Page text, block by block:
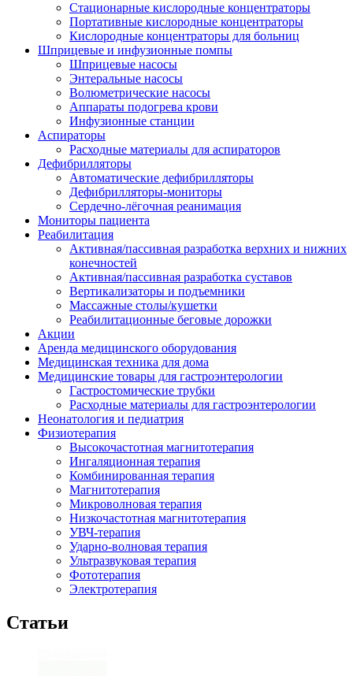
Стационарные кислородные концентраторы
Портативные кислородные концентраторы
Кислородные концентраторы для больниц
Шприцевые и инфузионные помпы
Шприцевые насосы
Энтеральные насосы
Волюметрические насосы
Аппараты подогрева крови
Инфузионные станции
Аспираторы
Расходные материалы для аспираторов
Дефибрилляторы
Автоматические дефибрилляторы
Дефибрилляторы-мониторы
Сердечно-лёгочная реанимация
Мониторы пациента
Реабилитация
Активная/пассивная разработка верхних и нижних
конечностей
Активная/пассивная разработка суставов
Вертикализаторы и подъемники
Массажные столы/кушетки
Реабилитационные беговые дорожки
Акции
Аренда медицинского оборудования
Медицинская техника для дома
Медицинские товары для гастроэнтерологии
Гастростомические трубки
Расходные материалы для гастроэнтерологии
Неонатология и педиатрия
Физиотерапия
Высокочастотная магнитотерапия
Ингаляционная терапия
Комбинированная терапия
Магнитотерапия
Микроволновая терапия
Низкочастотная магнитотерапия
УВЧ-терапия
Ударно-волновая терапия
Ультразвуковая терапия
Фототерапия
Электротерапия
Статьи